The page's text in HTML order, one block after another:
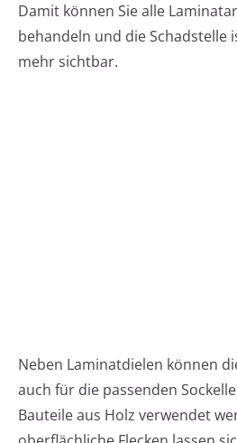
Damit können Sie alle
behandeln und die Schadstelle
mehr sichtbar.
Neben Laminatdielen können
auch für die passenden
Bauteile aus Holz verwendet